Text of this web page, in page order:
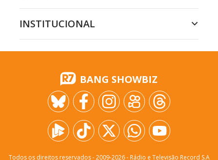
INSTITUCIONAL
BANG SHOWBIZ
Todos os direitos reservados - 2009-2026- Rádio e Televisão Record S.A